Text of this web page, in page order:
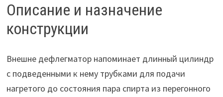
Описание и назначение
конструкции
Внешне дефлегматор напоминает длинный цилиндр
с подведенными к нему трубками для подачи
нагретого до состояния пара спирта из перегонного